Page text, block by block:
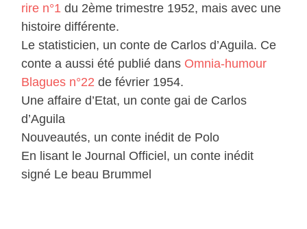
rire n°1 du 2ème trimestre 1952, mais avec une
histoire différente.
Le statisticien, un conte de Carlos d’Aguila. Ce
conte a aussi été publié dans Omnia-humour
Blagues n°22 de février 1954.
Une affaire d’Etat, un conte gai de Carlos
d’Aguila
Nouveautés, un conte inédit de Polo
En lisant le Journal Officiel, un conte inédit
signé Le beau Brummel